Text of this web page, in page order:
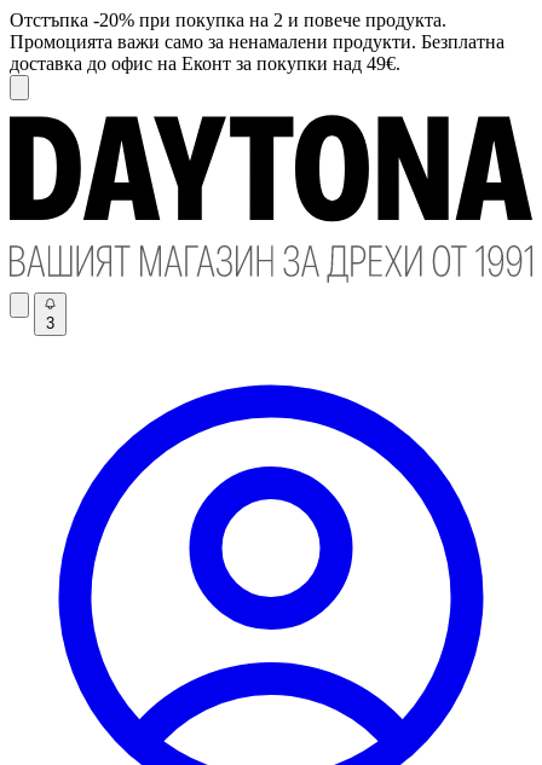
Отстъпка -20% при покупка на 2 и повече продукта.
Промоцията важи само за ненамалени продукти. Безплатна
доставка до офис на Еконт за покупки над 49€.
3